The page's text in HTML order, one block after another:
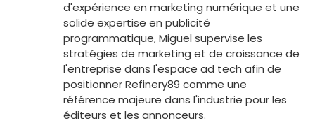
d'expérience en marketing numérique et une
solide expertise en publicité
programmatique, Miguel supervise les
stratégies de marketing et de croissance de
l'entreprise dans l'espace ad tech afin de
positionner Refinery89 comme une
référence majeure dans l'industrie pour les
éditeurs et les annonceurs.